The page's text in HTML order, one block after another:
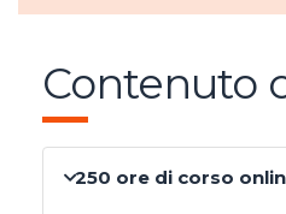
Contenuto
250 ore di corso